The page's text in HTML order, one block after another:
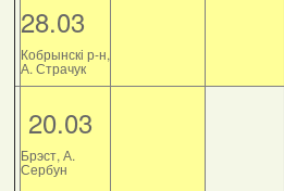
28.03
Кобрынскі р-н,
А. Страчук
20.03
Брэст, А.
Сербун